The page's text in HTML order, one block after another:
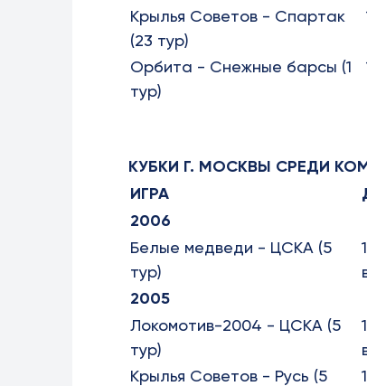
Крылья Советов - Спартак
(23 тур)
Орбита - Снежные барсы (1
тур)
КУБКИ Г. МОСКВЫ СРЕДИ
ИГРА
2006
Белые медведи - ЦСКА (5
тур)
2005
Локомотив-2004 - ЦСКА (5
тур)
Крылья Советов - Русь (5